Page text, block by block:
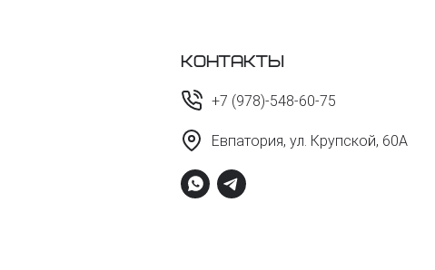
Контакты
+7 (978)-548-60-75
Евпатория, ул. Крупской, 60А